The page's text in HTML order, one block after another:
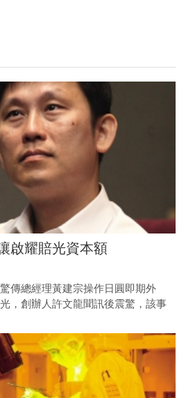
啟耀賠光資本額
傳總經理黃建宗操作日圓即期外
，創辦人許文龍聞訊後震驚，該事